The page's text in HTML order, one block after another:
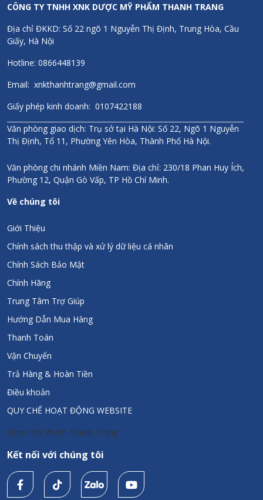
CÔNG TY TNHH XNK DƯỢC MỸ PHẨM THANH TRANG
Địa chỉ ĐKKD: Số 22 ngõ 1 Nguyễn Thị Định, Trung Hòa, Cầu
Giấy, Hà Nội
Hotline: 0866448139
Email: xnkthanhtrang@gmail.com
Giấy phép kinh doanh: 0107422188
Văn phòng giao dịch: Trụ sở tại Hà Nội: Số 22, Ngõ 1 Nguyễn
Thị Định, Tổ 11, Phường Yên Hòa, Thành Phố Hà Nội.
Văn phòng chi nhánh Miền Nam: Địa chỉ: 230/18 Phan Huy Ích,
Phường 12, Quận Gò Vấp, TP Hồ Chí Minh.
Về chúng tôi
Giới Thiệu
Chính sách thu thập và xử lý dữ liệu cá nhân
Chính Sách Bảo Mật
Chính Hãng
Trung Tâm Trợ Giúp
Hướng Dẫn Mua Hàng
Thanh Toán
Vận Chuyển
Trả Hàng & Hoàn Tiền
Điều khoản
QUY CHẾ HOẠT ĐỘNG WEBSITE
Dược Mỹ Phẩm Thanh Trang
Kết nối với chúng tôi